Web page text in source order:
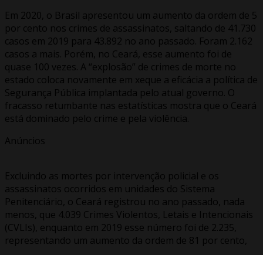
Em 2020, o Brasil apresentou um aumento da ordem de 5
por cento nos crimes de assassinatos, saltando de 41.730
casos em 2019 para 43.892 no ano passado. Foram 2.162
casos a mais. Porém, no Ceará, esse aumento foi de
quase 100 vezes. A “explosão” de crimes de morte no
estado coloca novamente em xeque a eficácia a política de
Segurança Pública implantada pelo atual governo. O
fracasso retumbante nas estatísticas mostra que o Ceará
está dominado pelo crime e pela violência.
Anúncios
Excluindo as mortes por intervenção policial e os
assassinatos ocorridos em unidades do Sistema
Penitenciário, o Ceará registrou no ano passado, nada
menos, que 4.039 Crimes Violentos, Letais e Intencionais
(CVLIs), enquanto em 2019 esse número foi de 2.235,
representando um aumento da ordem de 81 por cento,